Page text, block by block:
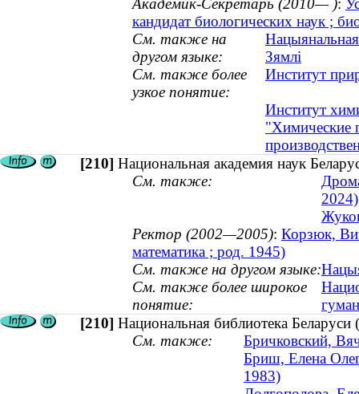
Академик-Секретарь (2010— ):
кандидат биологических наук ;
См. также на
другом языке:
Нацыянальная
Зямлі
См. также более
узкое понятие:
Институт
Институт
"Химические
[210] Национальная академия наук
См. также:
2024)
Ректор (2002—2005): Корзюк,
математика ; род. 1945)
См. также на другом языке:
См. также более широкое
понятие:
[210] Национальная библиотека
См. также:
Бричковский,
Бриш, Елена
1983)